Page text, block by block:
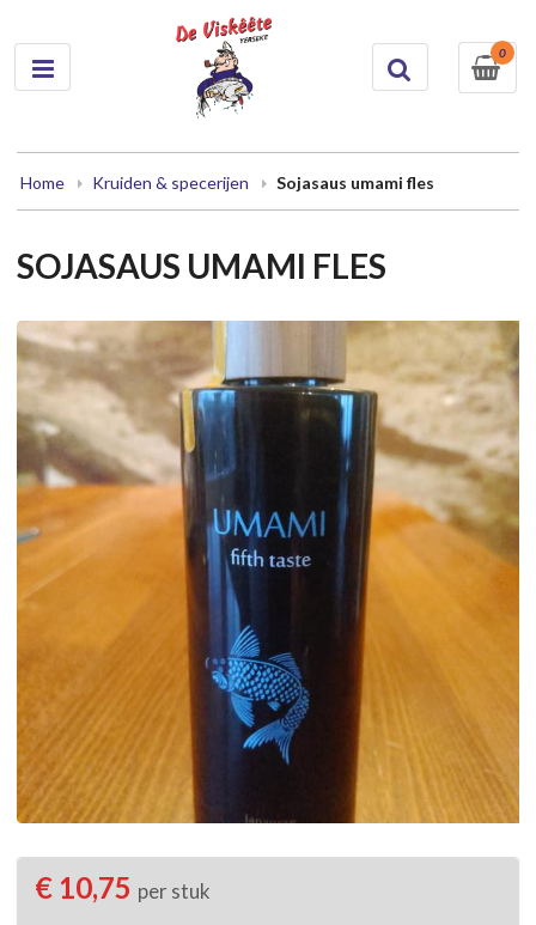
0
Home Kruiden & specerijen Sojasaus umami fles
SOJASAUS UMAMI FLES
€ 10,75 per stuk